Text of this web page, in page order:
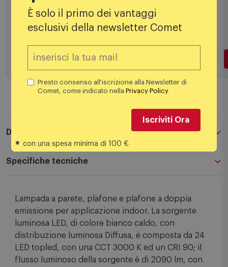
Aggiungi al carrello
Descrizione
Specifiche tecniche
Lampada a parete, plafone e plafone a doppia
emissione per applicazione indoor. La sorgente
luminosa LED, di colore bianco caldo, con
distribuzione luminosa Diffusa, è composta da 24
LED topled, con una CCT 3000 K ed un CRI 90; il
flusso luminoso della sorgente è di 2090 lm, con
È solo il primo dei vantaggi
esclusivi della newsletter Comet
Presto consenso all'iscrizione alla Newsletter di
Comet, come indicato nellaPrivacy Policy
Iscriviti Ora
* con una spesa minima di 100 €